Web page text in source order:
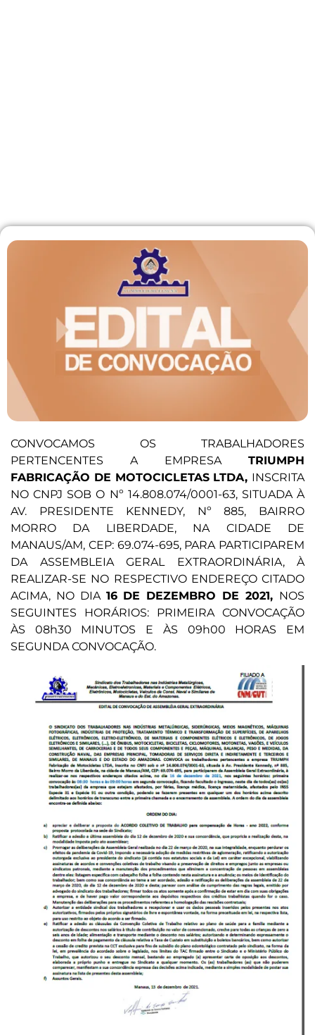
CONVOCAMOS OS TRABALHADORES
PERTENCENTES A EMPRESA TRIUMPH
FABRICAÇÃO DE MOTOCICLETAS LTDA, INSCRITA
NO CNPJ SOB O Nº 14.808.074/0001-63, SITUADA À
AV. PRESIDENTE KENNEDY, Nº 885, BAIRRO
MORRO DA LIBERDADE, NA CIDADE DE
MANAUS/AM, CEP: 69.074-695, PARA PARTICIPAREM
DA ASSEMBLEIA GERAL EXTRAORDINÁRIA, À
REALIZAR-SE NO RESPECTIVO ENDEREÇO CITADO
ACIMA, NO DIA 16 DE DEZEMBRO DE 2021, NOS
SEGUINTES HORÁRIOS: PRIMEIRA CONVOCAÇÃO
ÀS 08h30 MINUTOS E ÀS 09h00 HORAS EM
SEGUNDA CONVOCAÇÃO.